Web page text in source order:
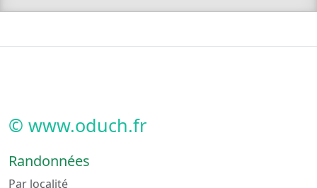
© www.oduch.fr
Randonnées
Par localité